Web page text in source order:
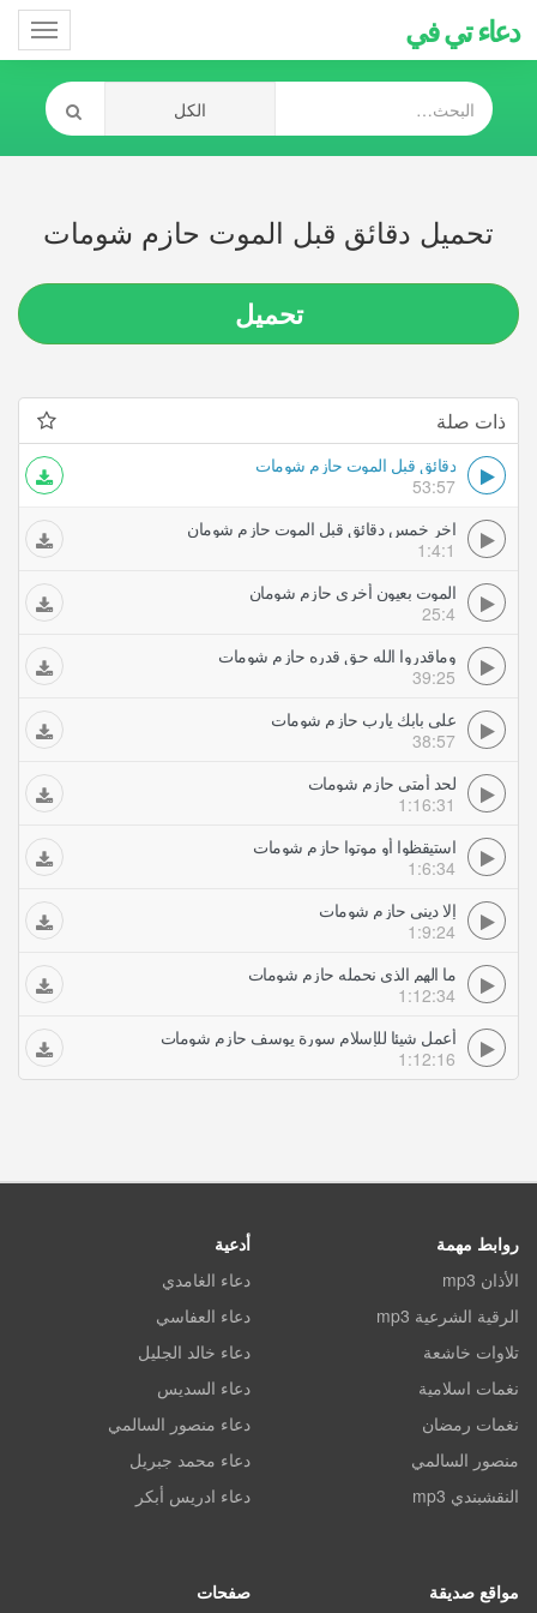
دعاء تي في
تحميل دقائق قبل الموت حازم شومات
تحميل
ذات صلة
دقائق قبل الموت حازم شومات
53:57
اخر خمس دقائق قبل الموت حازم شومان
1:4:1
الموت بعيون أخرى حازم شومان
25:4
وماقدروا الله حق قدره حازم شومات
39:25
على بابك يارب حازم شومات
38:57
لحد أمتى حازم شومات
1:16:31
استيقظوا أو موتوا حازم شومات
1:6:34
إلا ديني حازم شومات
1:9:24
ما الهم الذي نحمله حازم شومات
1:12:34
أعمل شيئا للإسلام سورة يوسف حازم شومات
1:12:16
روابط مهمة
الأذان mp3
الرقية الشرعية mp3
تلاوات خاشعة
نغمات اسلامية
نغمات رمضان
منصور السالمي
النقشبندي mp3
أدعية
دعاء الغامدي
دعاء العفاسي
دعاء خالد الجليل
دعاء السديس
دعاء منصور السالمي
دعاء محمد جبريل
دعاء ادريس أبكر
مواقع صديقة صفحات